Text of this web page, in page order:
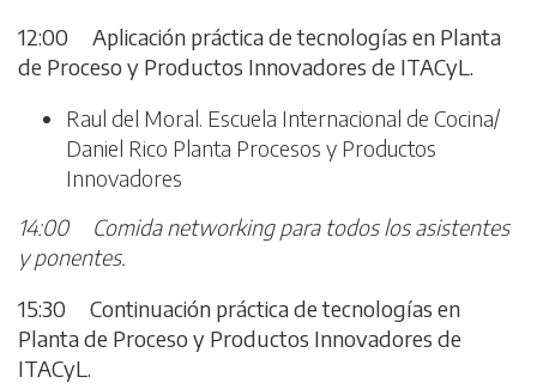
12:00 Aplicación práctica de tecnologías en Planta
de Proceso y Productos Innovadores de ITACyL.
Raul del Moral. Escuela Internacional de Cocina/
Daniel Rico Planta Procesos y Productos
Innovadores
14:00 Comida networking para todos los asistentes
y ponentes.
15:30 Continuación práctica de tecnologías en
Planta de Proceso y Productos Innovadores de
ITACyL.